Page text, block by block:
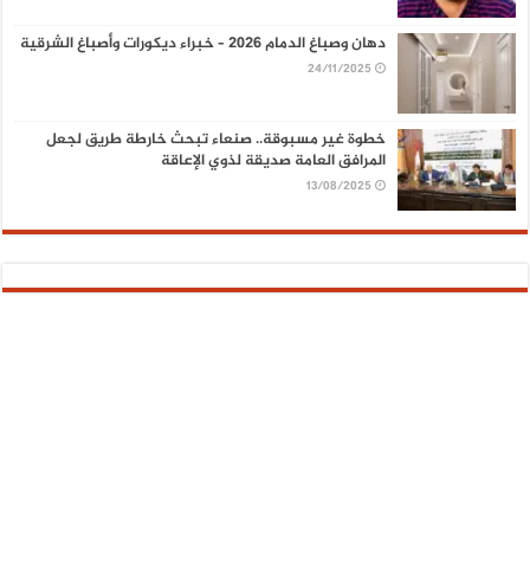
دهان وصباغ الدمام 2026 – خبراء ديكورات وأصباغ الشرقية
24/11/2025
خطوة غير مسبوقة.. صنعاء تبحث خارطة طريق لجعل
المرافق العامة صديقة لذوي الإعاقة
13/08/2025